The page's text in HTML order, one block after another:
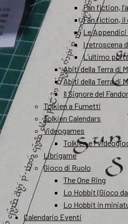
Fan fiction,
Fan fiction, il
Le
I retroscena
L’ultimo
Abiti della Terra di
Abiti della Terra di
Il Signore del
Tolkien a Fumetti
Tolkien Calendars
Videogames
Tolkien e i
Librigame
Gioco di Ruolo
The One Ring
Lo Hobbit (Gioco
Lo Hobbit in
Calendario Eventi